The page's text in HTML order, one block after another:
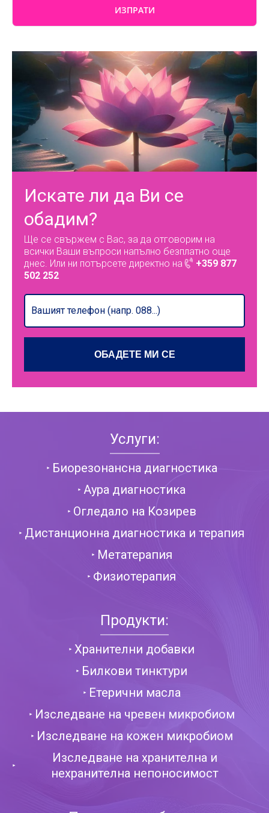
Искате ли да Ви се
обадим?
Ще се свържем с Вас, за да отговорим на
всички Ваши въпроси напълно безплатно още
днес. Или ни потърсете директно на
+359 877
502 252
Услуги:
Биорезонансна диагностика
Аура диагностика
Огледало на Козирев
Дистанционна диагностика и терапия
Метатерапия
Физиотерапия
Продукти:
Хранителни добавки
Билкови тинктури
Етерични масла
Изследване на чревен микробиом
Изследване на кожен микробиом
Изследване на хранителна и
нехранителна непоносимост